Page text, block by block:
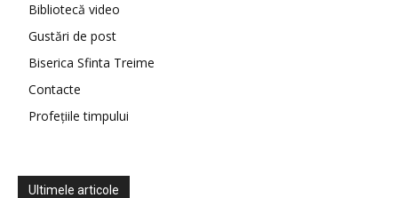
Bibliotecă video
Gustări de post
Biserica Sfinta Treime
Contacte
Profețiile timpului
Ultimele articole